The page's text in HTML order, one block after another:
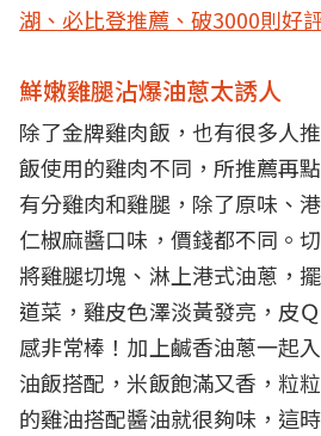
湖、必比登推薦、破3000則好
鮮嫩雞腿沾爆油蔥太誘人
除了金牌雞肉飯，也有很多人
飯使用的雞肉不同，所推薦再
有分雞肉和雞腿，除了原味、
仁椒麻醬口味，價錢都不同。
將雞腿切塊、淋上港式油蔥，
道菜，雞皮色澤淡黃發亮，皮
感非常棒！加上鹹香油蔥一起
油飯搭配，米飯飽滿又香，粒
的雞油搭配醬油就很夠味，這